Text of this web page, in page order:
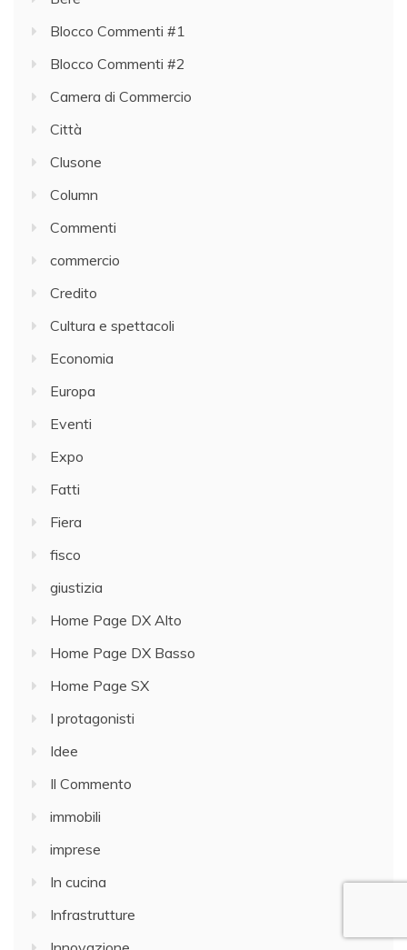
Blocco Commenti #1
Blocco Commenti #2
Camera di Commercio
Città
Clusone
Column
Commenti
commercio
Credito
Cultura e spettacoli
Economia
Europa
Eventi
Expo
Fatti
Fiera
fisco
giustizia
Home Page DX Alto
Home Page DX Basso
Home Page SX
I protagonisti
Idee
Il Commento
immobili
imprese
In cucina
Infrastrutture